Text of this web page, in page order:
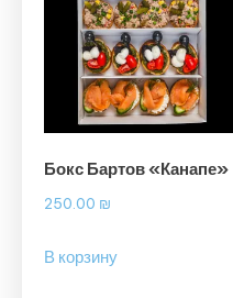
Бокс Бартов «Канапе»
250.00 ₪
В корзину